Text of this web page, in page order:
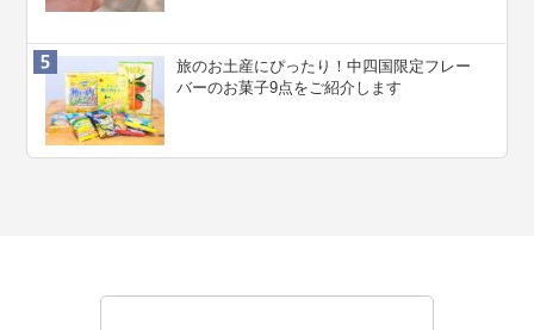
旅のお土産にぴったり！中四国限定フレー
バーのお菓子9点をご紹介します